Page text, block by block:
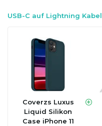
USB-C auf Lightning
Coverzs Luxus
Liquid Silikon
Case iPhone 11